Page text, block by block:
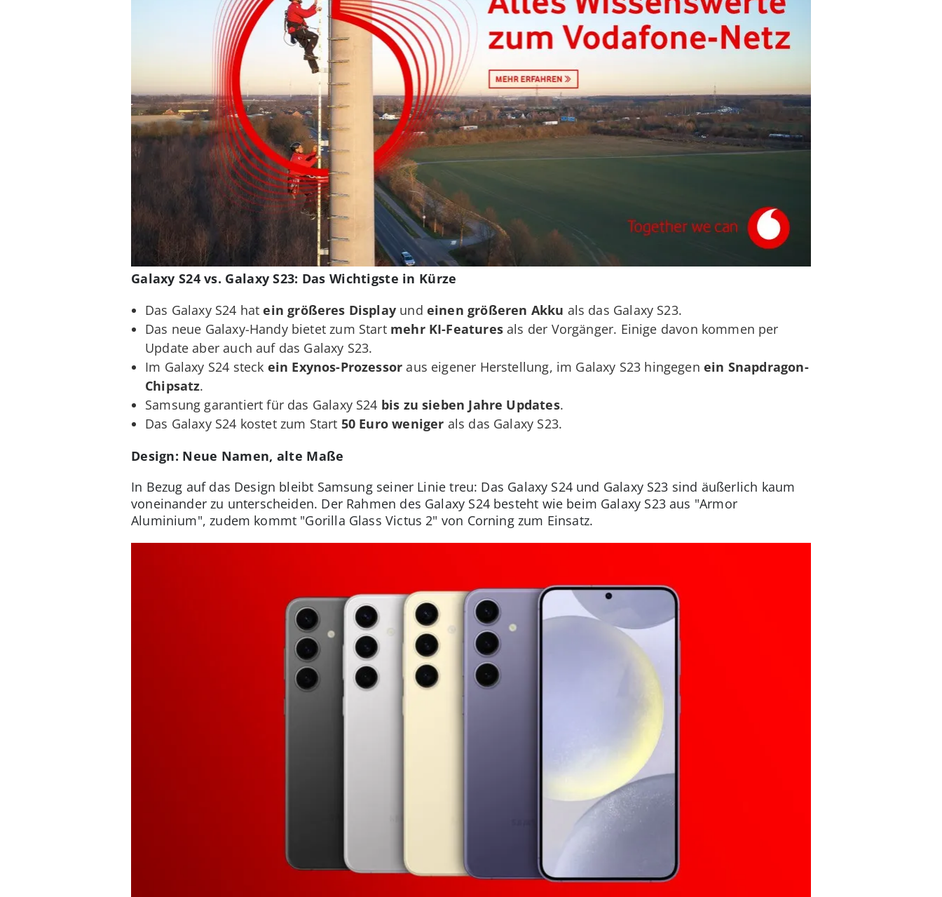
Galaxy S24 vs. Galaxy S23: Das Wichtigste in Kürze
Das Galaxy S24 hatein größeres Display und einen größeren Akku als das Galaxy S23.
Das neue Galaxy-Handy bietet zum Start mehr KI-Featuresals der Vorgänger. Einige davon kommen per
Update aber auch auf das Galaxy S23.
Im Galaxy S24 steck ein Exynos-Prozessoraus eigener Herstellung, im Galaxy S23 hingegen ein Snapdragon-
Chipsatz.
Samsung garantiert für das Galaxy S24 bis zu sieben Jahre Updates.
Das Galaxy S24 kostet zum Start 50 Euro weniger als das Galaxy S23.
Design: Neue Namen, alte Maße
In Bezug auf das Design bleibt Samsung seiner Linie treu: Das Galaxy S24 und Galaxy S23 sind äußerlich kaum
voneinander zu unterscheiden. Der Rahmen des Galaxy S24 besteht wie beim Galaxy S23 aus "Armor
Aluminium", zudem kommt "Gorilla Glass Victus 2" von Corning zum Einsatz.